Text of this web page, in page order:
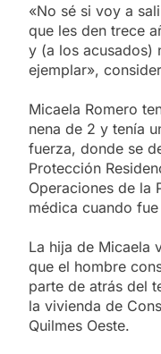
«No sé si voy a
que les den trece
y (a los acusados)
ejemplar»,
Micaela Romero
nena de 2 y tenía
fuerza, donde se
Protección
Operaciones de la
médica cuando
La hija de Micaela
que el hombre
parte de atrás del
la vivienda de
Quilmes Oeste.